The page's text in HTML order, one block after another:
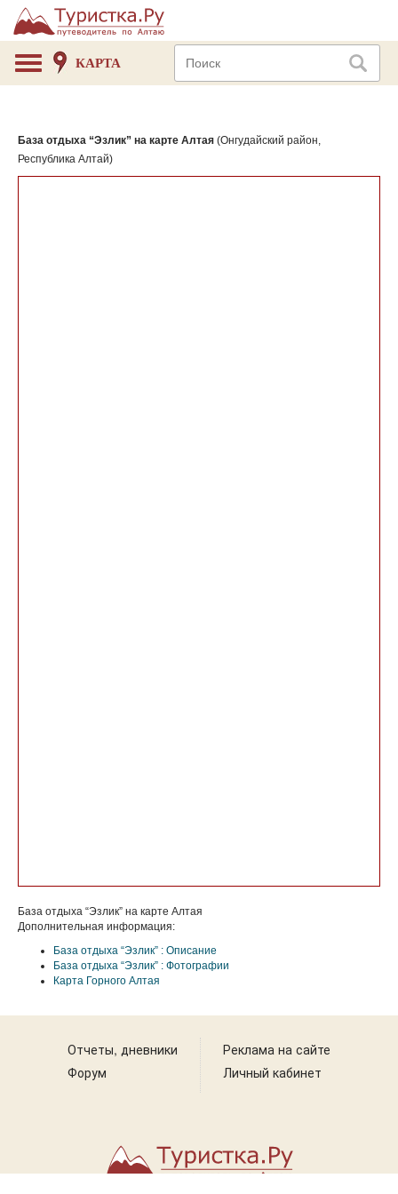
КАРТА
База отдыха “Эзлик” на карте Алтая (Онгудайский район,
Республика Алтай)
База отдыха “Эзлик” на карте Алтая
Дополнительная информация:
База отдыха “Эзлик” : Описание
База отдыха “Эзлик” : Фотографии
Карта Горного Алтая
Отчеты, дневники
Форум
Реклама на сайте
Личный кабинет